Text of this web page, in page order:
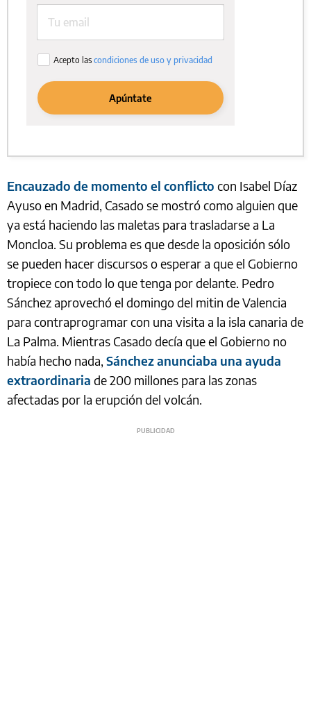
Encauzado de momento el conflicto con Isabel Díaz
Ayuso en Madrid, Casado se mostró como alguien que
ya está haciendo las maletas para trasladarse a La
Moncloa. Su problema es que desde la oposición sólo
se pueden hacer discursos o esperar a que el Gobierno
tropiece con todo lo que tenga por delante. Pedro
Sánchez aprovechó el domingo del mitin de Valencia
para contraprogramar con una visita a la isla canaria de
La Palma. Mientras Casado decía que el Gobierno no
había hecho nada, Sánchez anunciaba una ayuda
extraordinaria de 200 millones para las zonas
afectadas por la erupción del volcán.